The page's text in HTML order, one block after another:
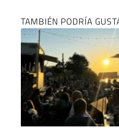
TAMBIÉN PODRÍA